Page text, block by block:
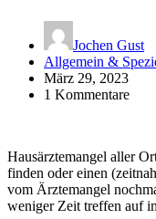
Jochen Gust
Allgemein &
März 29, 2023
1 Kommentare
Hausärztemangel aller
finden oder einen
vom Ärztemangel
weniger Zeit treffen auf